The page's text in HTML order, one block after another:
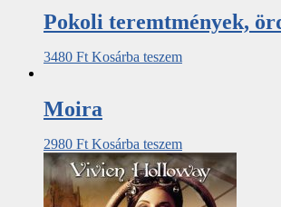
Pokoli teremtmények,
3480 Ft Kosárba teszem
Moira
2980 Ft Kosárba teszem